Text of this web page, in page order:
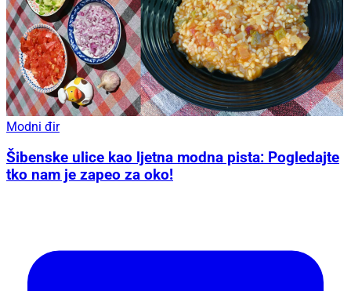
Modni đir
Šibenske ulice kao ljetna modna pista: Pogledajte
tko nam je zapeo za oko!